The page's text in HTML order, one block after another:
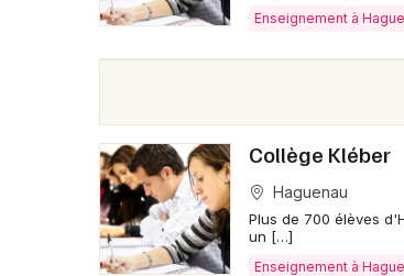
Enseignement à
Collège Kléber
Haguenau
Plus de 700 élèves
un […]
Enseignement à